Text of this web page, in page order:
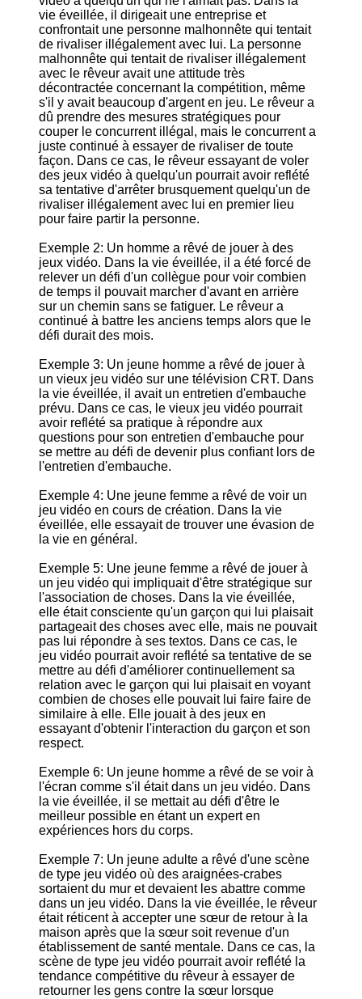
vie éveillée, il dirigeait une entreprise et
confrontait une personne malhonnête qui tentait
de rivaliser illégalement avec lui. La personne
malhonnête qui tentait de rivaliser illégalement
avec le rêveur avait une attitude très
décontractée concernant la compétition, même
s'il y avait beaucoup d'argent en jeu. Le rêveur a
dû prendre des mesures stratégiques pour
couper le concurrent illégal, mais le concurrent a
juste continué à essayer de rivaliser de toute
façon. Dans ce cas, le rêveur essayant de voler
des jeux vidéo à quelqu'un pourrait avoir reflété
sa tentative d'arrêter brusquement quelqu'un de
rivaliser illégalement avec lui en premier lieu
pour faire partir la personne.
Exemple 2: Un homme a rêvé de jouer à des
jeux vidéo. Dans la vie éveillée, il a été forcé de
relever un défi d'un collègue pour voir combien
de temps il pouvait marcher d'avant en arrière
sur un chemin sans se fatiguer. Le rêveur a
continué à battre les anciens temps alors que le
défi durait des mois.
Exemple 3: Un jeune homme a rêvé de jouer à
un vieux jeu vidéo sur une télévision CRT. Dans
la vie éveillée, il avait un entretien d'embauche
prévu. Dans ce cas, le vieux jeu vidéo pourrait
avoir reflété sa pratique à répondre aux
questions pour son entretien d'embauche pour
se mettre au défi de devenir plus confiant lors de
l'entretien d'embauche.
Exemple 4: Une jeune femme a rêvé de voir un
jeu vidéo en cours de création. Dans la vie
éveillée, elle essayait de trouver une évasion de
la vie en général.
Exemple 5: Une jeune femme a rêvé de jouer à
un jeu vidéo qui impliquait d'être stratégique sur
l'association de choses. Dans la vie éveillée,
elle était consciente qu'un garçon qui lui plaisait
partageait des choses avec elle, mais ne pouvait
pas lui répondre à ses textos. Dans ce cas, le
jeu vidéo pourrait avoir reflété sa tentative de se
mettre au défi d'améliorer continuellement sa
relation avec le garçon qui lui plaisait en voyant
combien de choses elle pouvait lui faire faire de
similaire à elle. Elle jouait à des jeux en
essayant d'obtenir l'interaction du garçon et son
respect.
Exemple 6: Un jeune homme a rêvé de se voir à
l'écran comme s'il était dans un jeu vidéo. Dans
la vie éveillée, il se mettait au défi d'être le
meilleur possible en étant un expert en
expériences hors du corps.
Exemple 7: Un jeune adulte a rêvé d'une scène
de type jeu vidéo où des araignées-crabes
sortaient du mur et devaient les abattre comme
dans un jeu vidéo. Dans la vie éveillée, le rêveur
était réticent à accepter une sœur de retour à la
maison après que la sœur soit revenue d'un
établissement de santé mentale. Dans ce cas, la
scène de type jeu vidéo pourrait avoir reflété la
tendance compétitive du rêveur à essayer de
retourner les gens contre la sœur lorsque